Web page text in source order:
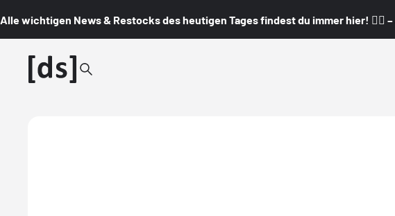
Alle wichtigen News & Restocks des heutigen Tages findest du immer hier! 👇🏼 –